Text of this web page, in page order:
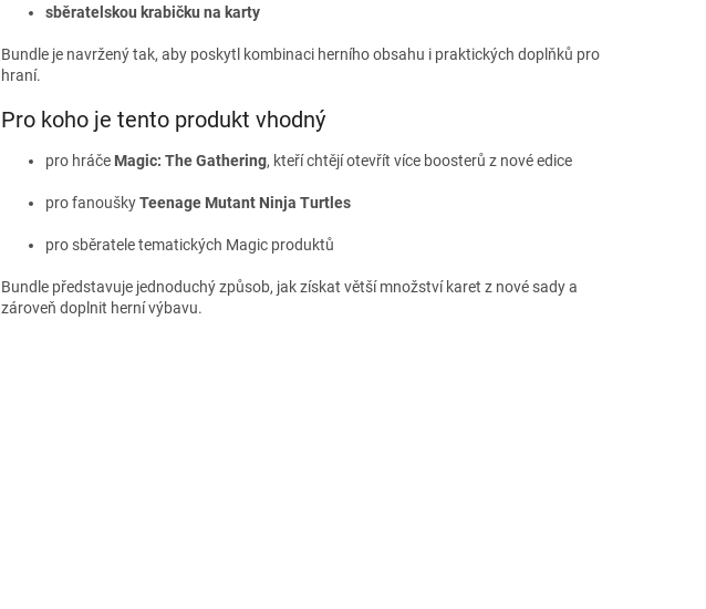
sběratelskou krabičku na karty
Bundle je navržený tak, aby poskytl kombinaci herního obsahu i praktických doplňků pro
hraní.
Pro koho je tento produkt vhodný
pro hráče Magic: The Gathering, kteří chtějí otevřít více boosterů z nové edice
pro fanouškyTeenage Mutant Ninja Turtles
pro sběratele tematických Magic produktů
Bundle představuje jednoduchý způsob, jak získat větší množství karet z nové sady a
zároveň doplnit herní výbavu.